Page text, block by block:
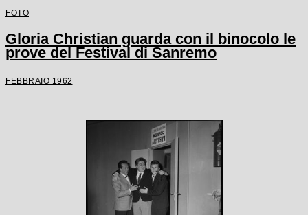
FOTO
Gloria Christian guarda con il binocolo le
prove del Festival di Sanremo
FEBBRAIO 1962